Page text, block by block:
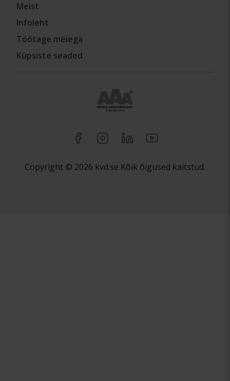
Meist
Infoleht
Töötage meiega
Küpsiste seaded
Copyright © 2026 kvd.se Kõik õigused kaitstud.